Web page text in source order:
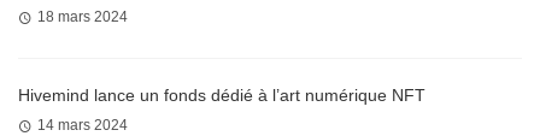
18 mars 2024
Hivemind lance un fonds dédié à l’art numérique NFT
14 mars 2024